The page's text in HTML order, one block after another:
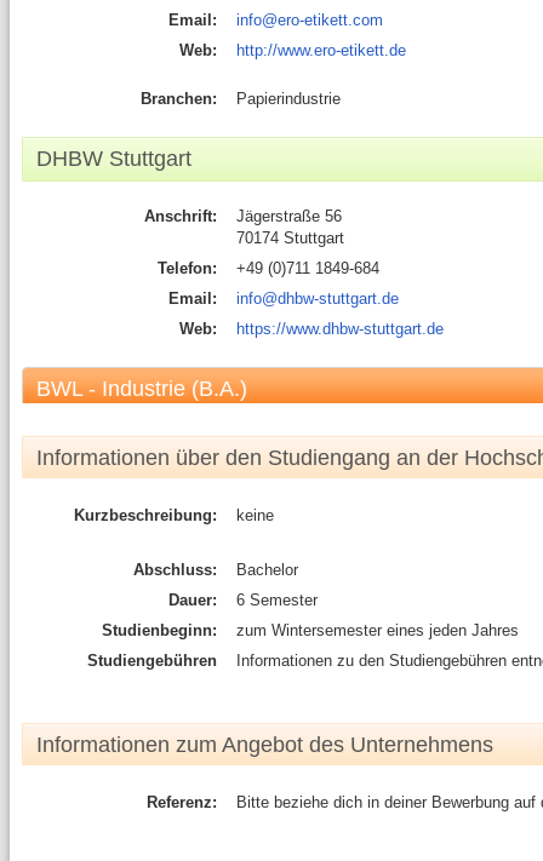
Email:
info@ero-etikett.com
Web:
http://www.ero-etikett.de
Branchen: Papierindustrie
DHBW Stuttgart
Anschrift:
Jägerstraße 56
70174 Stuttgart
Telefon:
+49 (0)711 1849-684
Email:
info@dhbw-stuttgart.de
Web:
https://www.dhbw-stuttgart.de
BWL - Industrie (B.A.)
Informationen über den Studiengang an der
Kurzbeschreibung: keine
Abschluss:
Bachelor
Dauer:
6 Semester
Studienbeginn:
zum Wintersemester eines jeden Jahres
Studiengebühren
Informationen zu den Studiengebühren
Informationen zum Angebot des Unternehmens
Referenz: Bitte beziehe dich in deiner Bewerbung auf